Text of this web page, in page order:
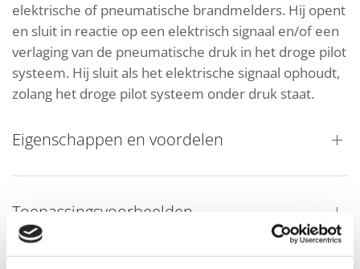
elektrische of pneumatische brandmelders. Hij opent
en sluit in reactie op een elektrisch signaal en/of een
verlaging van de pneumatische druk in het droge pilot
systeem. Hij sluit als het elektrische signaal ophoudt,
zolang het droge pilot systeem onder druk staat.
Eigenschappen en voordelen
Toepassingsvoorbeelden